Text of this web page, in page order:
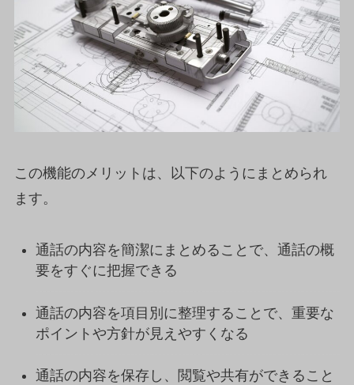
この機能のメリットは、以下のようにまとめられ
ます。
通話の内容を簡潔にまとめることで、通話の概
要をすぐに把握できる
通話の内容を項目別に整理することで、重要な
ポイントや方針が見えやすくなる
通話の内容を保存し、閲覧や共有ができること